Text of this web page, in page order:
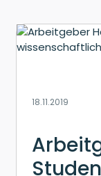
18.11.2019